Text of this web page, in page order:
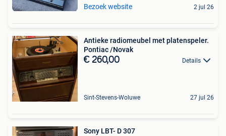
Bezoek website 2 jul 26
Antieke radiomeubel met platenspeler.
Pontiac /Novak
€ 260,00 Details
Sint-Stevens-Woluwe 27 jul 26
Sony LBT- D 307